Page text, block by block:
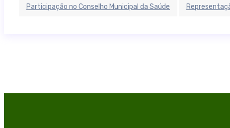
Participação no Conselho Municipal da Saúde